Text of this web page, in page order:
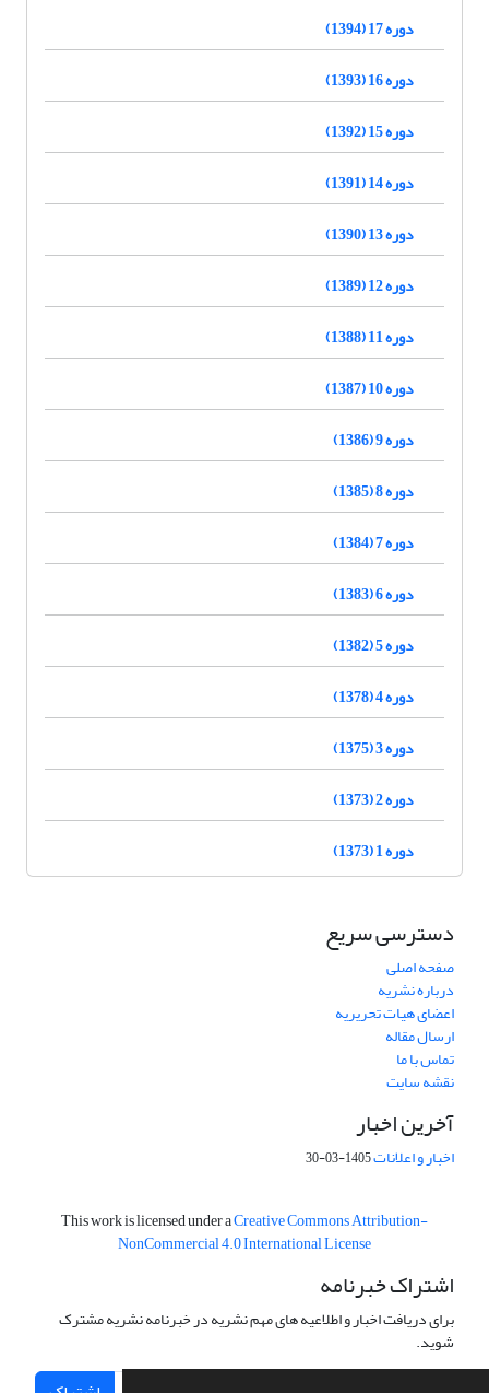
دوره 17 (1394)
دوره 16 (1393)
دوره 15 (1392)
دوره 14 (1391)
دوره 13 (1390)
دوره 12 (1389)
دوره 11 (1388)
دوره 10 (1387)
دوره 9 (1386)
دوره 8 (1385)
دوره 7 (1384)
دوره 6 (1383)
دوره 5 (1382)
دوره 4 (1378)
دوره 3 (1375)
دوره 2 (1373)
دوره 1 (1373)
دسترسی سریع
صفحه اصلی
درباره نشریه
اعضای هیات تحریریه
ارسال مقاله
تماس با ما
نقشه سایت
آخرین اخبار
اخبار و اعلانات1405-03-30
This work is licensed under aCreative Commons Attribution-
NonCommercial 4.0 International License
اشتراک خبرنامه
برای دریافت اخبار و اطلاعیه های مهم نشریه در خبرنامه نشریه مشترک
شوید.